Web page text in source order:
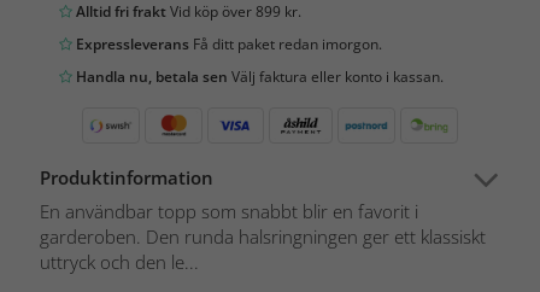
Alltid fri fraktVid köp över 899 kr.
Expressleverans Få ditt paket redan imorgon.
Handla nu, betala sen Välj faktura eller konto i kassan.
Produktinformation
En användbar topp som snabbt blir en favorit i
garderoben. Den runda halsringningen ger ett klassiskt
uttryck och den le...